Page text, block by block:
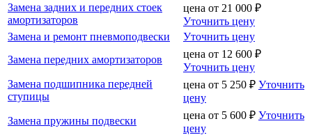
Замена задних и передних стоек
амортизаторов
цена от 21 000 ₽
Уточнить цену
Замена и ремонт пневмоподвески
Уточнить цену
Замена передних амортизаторов
цена от 12 600 ₽
Уточнить цену
Замена подшипника передней
ступицы
цена от 5 250 ₽ Уточнить
цену
Замена пружины подвески
цена от 5 600 ₽ Уточнить
цену